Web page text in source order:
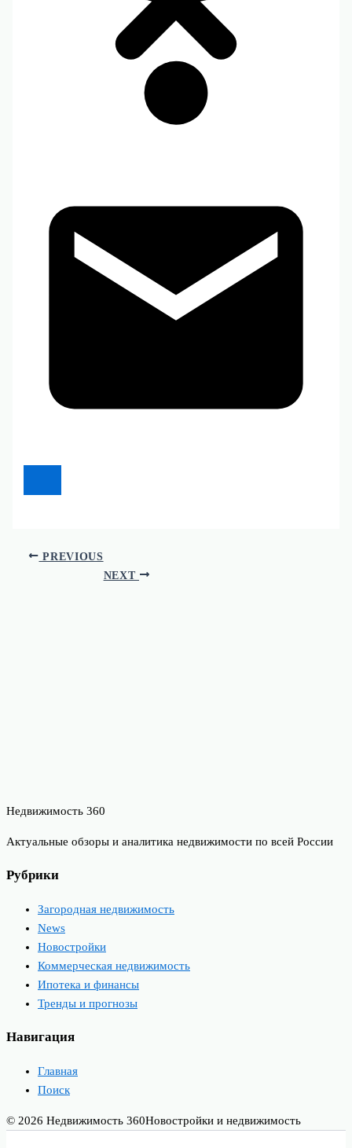
PREVIOUS
NEXT
Недвижимость 360
Актуальные обзоры и аналитика недвижимости по всей России
Рубрики
Загородная недвижимость
News
Новостройки
Коммерческая недвижимость
Ипотека и финансы
Тренды и прогнозы
Навигация
Главная
Поиск
© 2026 Недвижимость 360Новостройки и недвижимость